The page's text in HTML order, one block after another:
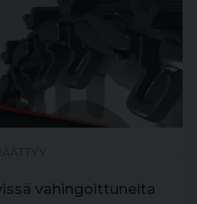
vahingoittuneita